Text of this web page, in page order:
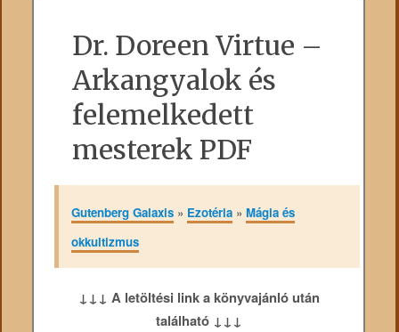
Dr. Doreen Virtue –
Arkangyalok és
felemelkedett
mesterek PDF
Gutenberg Galaxis» Ezotéria» Mágia és
okkultizmus
↓↓↓ A letöltési link a könyvajánló után
található ↓↓↓